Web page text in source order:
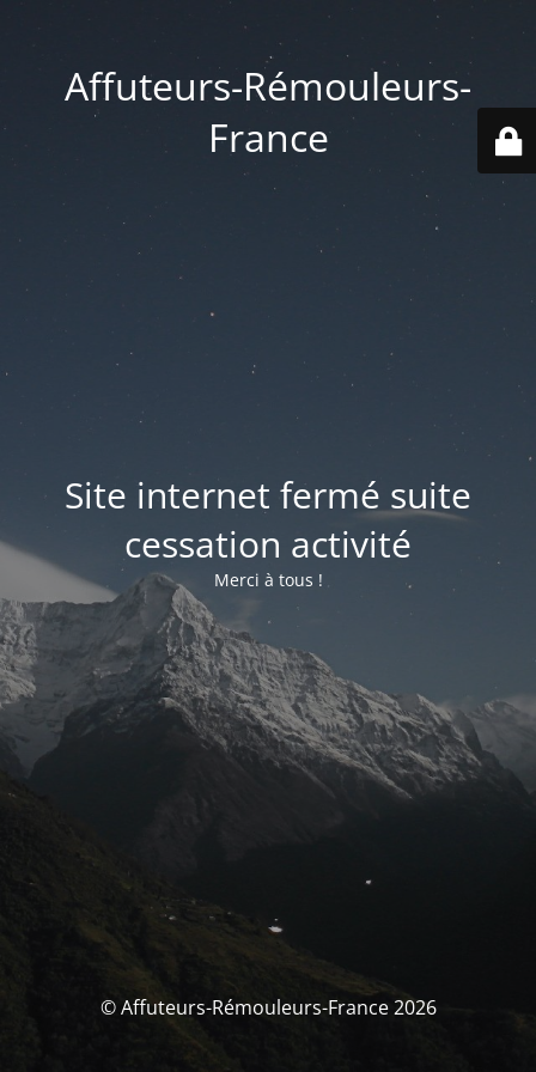
Affuteurs-Rémouleurs-
France
Site internet fermé suite
cessation activité
Merci à tous !
© Affuteurs-Rémouleurs-France 2026